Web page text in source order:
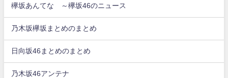
欅坂あんてな ～欅坂46のニュース
乃木坂欅坂まとめのまとめ
日向坂46まとめのまとめ
乃木坂46アンテナ